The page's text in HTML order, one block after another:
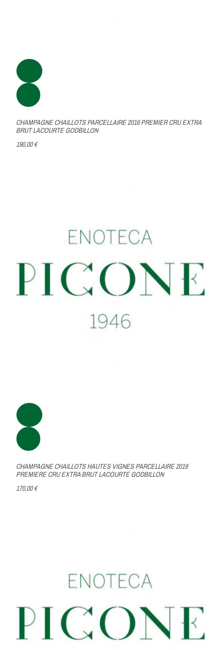
CHAMPAGNE CHAILLOTS PARCELLAIRE 2016 PREMIER CRU EXTRA
BRUT LACOURTE GODBILLON
190,00 €
CHAMPAGNE CHAILLOTS HAUTES VIGNES PARCELLAIRE 2019
PREMIERE CRU EXTRA BRUT LACOURTE GODBILLON
170,00 €